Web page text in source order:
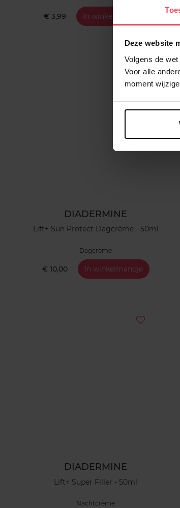
Deze website
Volgens de
Voor alle
moment
€ 3,99 In winkelmandje
DIADERMINE
Lift+ Sun Protect Dagcrème - 50ml
Dagcrème
€ 10,00 In winkelmandje
DIADERMINE
Lift+ Super Filler - 50ml
Nachtcrème